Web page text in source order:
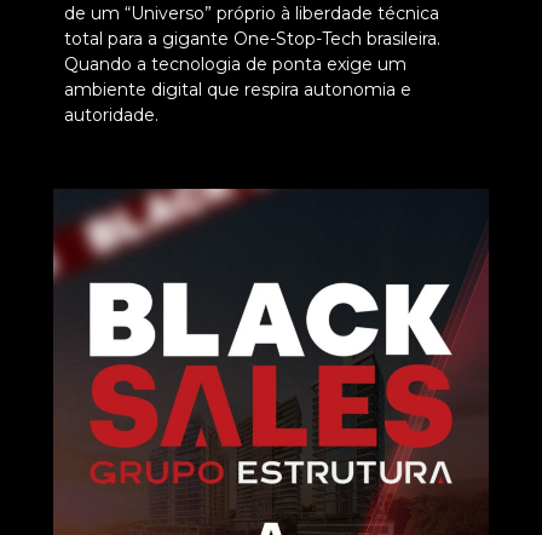
de um “Universo” próprio à liberdade técnica
total para a gigante One-Stop-Tech brasileira.
Quando a tecnologia de ponta exige um
ambiente digital que respira autonomia e
autoridade.